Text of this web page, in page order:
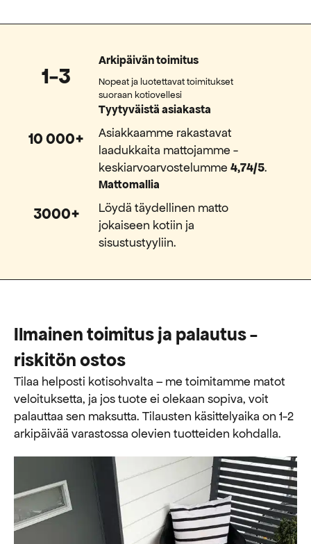
1-3
Arkipäivän toimitus
Nopeat ja luotettavat toimitukset
suoraan kotiovellesi
10 000+
Tyytyväistä asiakasta
Asiakkaamme rakastavat
laadukkaita mattojamme -
keskiarvoarvostelumme4,74/5.
3000+
Mattomallia
Löydä täydellinen matto
jokaiseen kotiin ja
sisustustyyliin.
Ilmainen toimitus ja palautus -
riskitön ostos
Tilaa helposti kotisohvalta – me toimitamme matot
veloituksetta, ja jos tuote ei olekaan sopiva, voit
palauttaa sen maksutta. ​​Tilausten käsittelyaika on 1-2
arkipäivää varastossa olevien tuotteiden kohdalla.